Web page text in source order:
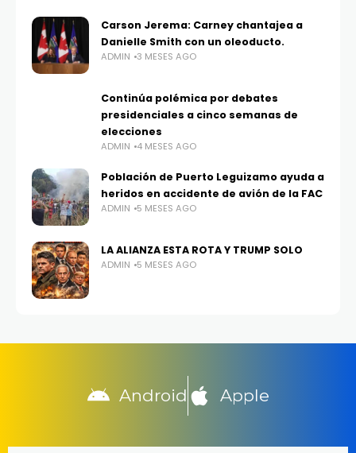
Carson Jerema: Carney chantajea a
Danielle Smith con un oleoducto.
ADMIN 3 MESES AGO
Continúa polémica por debates
presidenciales a cinco semanas de
elecciones
ADMIN 4 MESES AGO
Población de Puerto Leguizamo ayuda a
heridos en accidente de avión de la FAC
ADMIN 5 MESES AGO
LA ALIANZA ESTA ROTA Y TRUMP SOLO
ADMIN 5 MESES AGO
Android Apple